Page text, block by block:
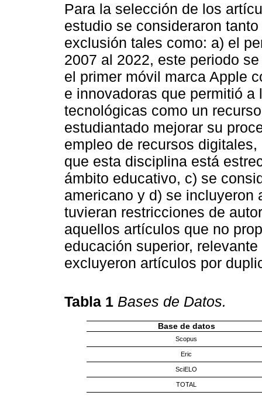
Para la selección de los
estudio se consideraron
exclusión tales como: a) el
2007 al 2022, este periodo
el primer móvil marca Apple
e innovadoras que permitió
tecnológicas como un
estudiantado mejorar su
empleo de recursos
que esta disciplina está
ámbito educativo, c) se
americano y d) se incluyeron
tuvieran restricciones de
aquellos artículos que no
educación superior,
excluyeron artículos por
Tabla 1 Bases de Datos.
Base de datos
Scopus
Eric
SciELO
TOTAL